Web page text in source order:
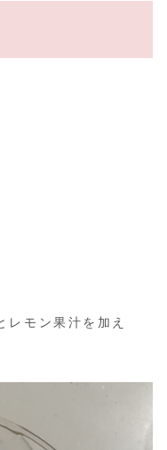
レモン果汁を加え